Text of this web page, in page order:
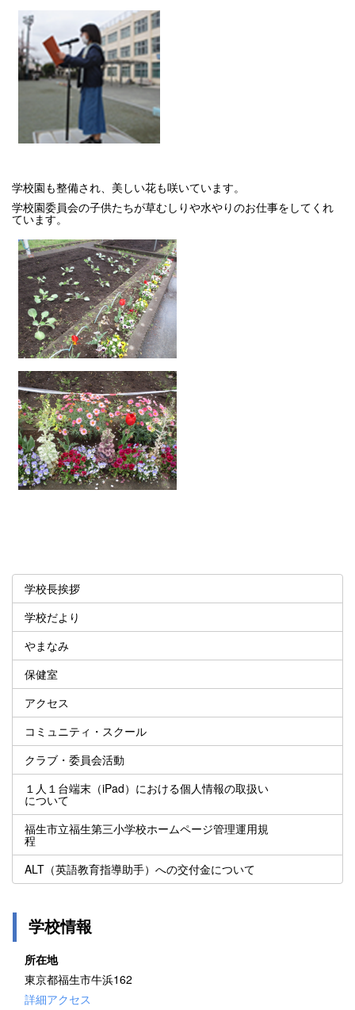
学校園も整備され、美しい花も咲いています。
学校園委員会の子供たちが草むしりや水やりのお仕事をしてくれ
ています。
学校長挨拶
学校だより
やまなみ
保健室
アクセス
コミュニティ・スクール
クラブ・委員会活動
１人１台端末（iPad）における個人情報の取扱い
について
福生市立福生第三小学校ホームページ管理運用規
程
ALT（英語教育指導助手）への交付金について
学校情報
所在地
東京都福生市牛浜162
詳細アクセス